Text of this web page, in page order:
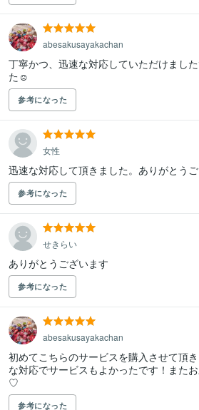
abesakusayakachan
丁寧かつ、迅速な対応していただけまし
た☺️
参考になった
女性
迅速な対応して頂きました。ありがとうご
参考になった
せきらい
ありがとうございます
参考になった
abesakusayakachan
初めてこちらのサービスを購入させて頂
な対応でサービスもよかったです！また
♡
参考になった